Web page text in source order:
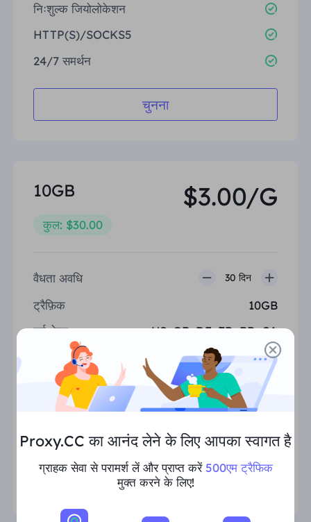
निःशुल्क जियोलोकेशन
HTTP(S)/SOCKS5
24/7 समर्थन
चुनना
10GB
कुल: $30.00
$3.00/G
वैधता अवधि 30 दिन
ट्रैफ़िक
10GB
गर्म क्षेत्र
US, GB, DE, FR, BR, CA
समवर्ती सत्र
असीमित
निःशुल्क जियोलोकेशन
HTTP(S)/SOCKS5
24/7 समर्थन
चुनना
Proxy.CC का आनंद लेने के लिए आपका स्वागत है
ग्राहक सेवा से परामर्श लें और प्राप्त करें 500एम ट्रैफिक
मुक्त करने के लिए!